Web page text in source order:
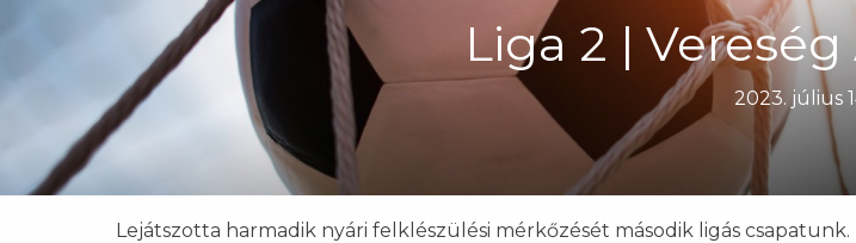
Liga 2 |
2023. július
Lejátszotta harmadik nyári felklészülési mérkőzését második ligás